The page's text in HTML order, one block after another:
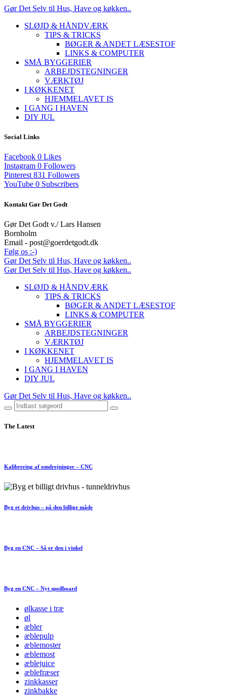
Gør Det Selv til Hus, Have og køkken..
SLØJD & HÅNDVÆRK
TIPS & TRICKS
BØGER & ANDET LÆSESTOF
LINKS & COMPUTER
SMÅ BYGGERIER
ARBEJDSTEGNINGER
VÆRKTØJ
I KØKKENET
HJEMMELAVET IS
I GANG I HAVEN
DIY JUL
Social Links
Facebook 0 Likes
Instagram 0 Followers
Pinterest 831 Followers
YouTube 0 Subscribers
Kontakt Gør Det Godt
Gør Det Godt v./ Lars Hansen
Bornholm
Email - post@goerdetgodt.dk
Følg os :-)
Gør Det Selv til Hus, Have og køkken..
Gør Det Selv til Hus, Have og køkken..
SLØJD & HÅNDVÆRK
TIPS & TRICKS
BØGER & ANDET LÆSESTOF
LINKS & COMPUTER
SMÅ BYGGERIER
ARBEJDSTEGNINGER
VÆRKTØJ
I KØKKENET
HJEMMELAVET IS
I GANG I HAVEN
DIY JUL
Gør Det Selv til Hus, Have og køkken..
The Latest
Kalibrering af omdrejninger – CNC
Byg et drivhus – på den billige måde
Byg en CNC – Så er den i vinkel
Byg en CNC – Nyt spoilboard
ølkasse i træ
øl
æbler
æblepulp
æblemoster
æblemost
æblejuice
æblefræser
zinkkasser
zinkbakke